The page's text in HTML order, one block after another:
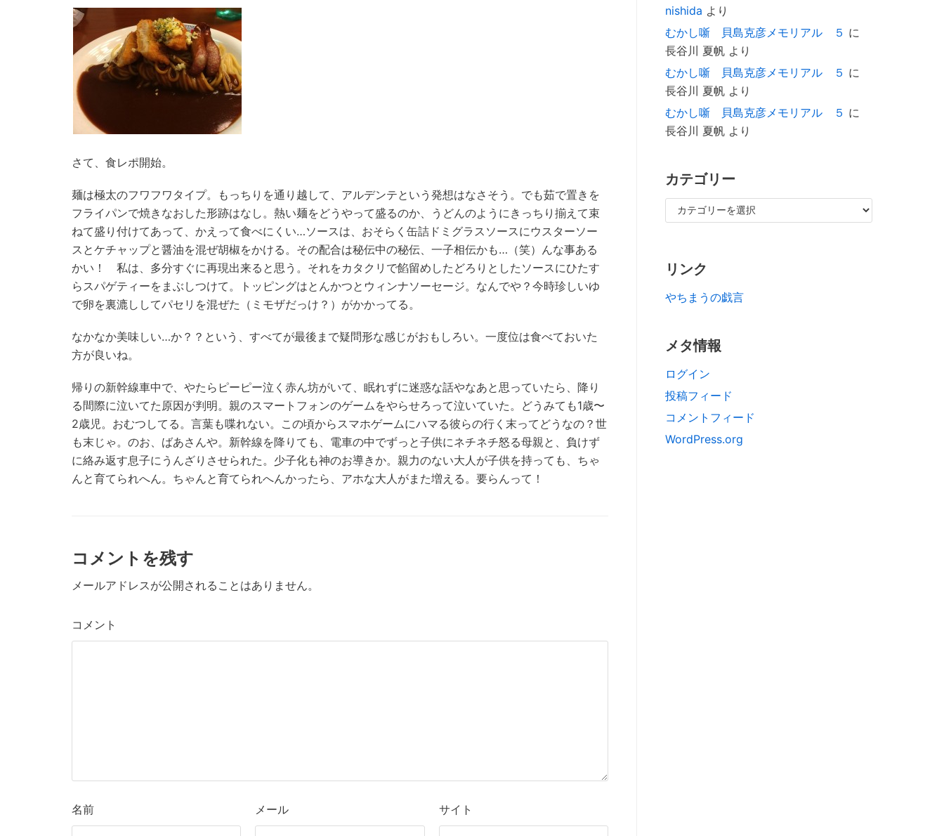
さて、食レポ開始。
麺は極太のフワフワタイプ。もっちりを通り越して、アルデンテという発想はなさそう。でも茹で置きを
フライパンで焼きなおした形跡はなし。熱い麺をどうやって盛るのか、うどんのようにきっちり揃えて束
ねて盛り付けてあって、かえって食べにくい…ソースは、おそらく缶詰ドミグラスソースにウスターソー
スとケチャップと醤油を混ぜ胡椒をかける。その配合は秘伝中の秘伝、一子相伝かも…（笑）んな事ある
かい！ 私は、多分すぐに再現出来ると思う。それをカタクリで餡留めしたどろりとしたソースにひたす
らスパゲティーをまぶしつけて。トッピングはとんかつとウィンナソーセージ。なんでや？今時珍しいゆ
で卵を裏漉ししてパセリを混ぜた（ミモザだっけ？）がかかってる。
なかなか美味しい…か？？という、すべてが最後まで疑問形な感じがおもしろい。一度位は食べておいた
方が良いね。
帰りの新幹線車中で、やたらピーピー泣く赤ん坊がいて、眠れずに迷惑な話やなあと思っていたら、降り
る間際に泣いてた原因が判明。親のスマートフォンのゲームをやらせろって泣いていた。どうみても1歳〜
2歳児。おむつしてる。言葉も喋れない。この頃からスマホゲームにハマる彼らの行く末ってどうなの？世
も末じゃ。のお、ばあさんや。新幹線を降りても、電車の中でずっと子供にネチネチ怒る母親と、負けず
に絡み返す息子にうんざりさせられた。少子化も神のお導きか。親力のない大人が子供を持っても、ちゃ
んと育てられへん。ちゃんと育てられへんかったら、アホな大人がまた増える。要らんって！
コメントを残す
メールアドレスが公開されることはありません。
コメント
名前 メール サイト
nishida より
むかし噺 貝島克彦メモリアル ５ に
長谷川 夏帆 より
むかし噺 貝島克彦メモリアル ５ に
長谷川 夏帆 より
むかし噺 貝島克彦メモリアル ５ に
長谷川 夏帆 より
カテゴリー
リンク
やちまうの戯言
メタ情報
ログイン
投稿フィード
コメントフィード
WordPress.org